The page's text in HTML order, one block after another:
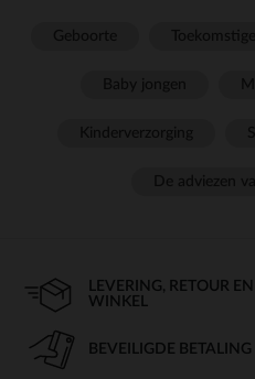
LEVERING, RETOUR
WINKEL
BEVEILIGDE BETALING